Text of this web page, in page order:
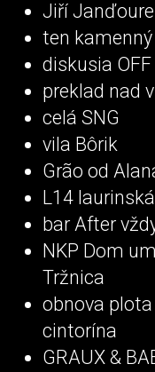
Jiří
ten
diskusia OFF
preklad nad
celá SNG
vila Bôrik
Grão od
L14 laurinská
bar After
NKP Dom
Tržnica
obnova
cintorína
GRAUX &